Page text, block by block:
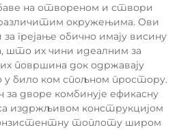
на отвореном и створи
окружењима. Ови
грејање обично имају висину
што их чини идеалним за
површина док одржавају
у било ком спољном простору.
за дворе комбинује ефикасну
са издржљивом конструкцијом
топлоту широм